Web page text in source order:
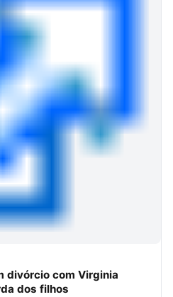
divórcio com Virginia
dos filhos